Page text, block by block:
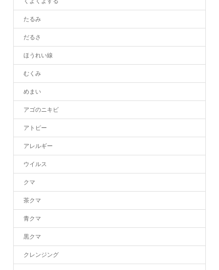
たるみ
だるさ
ほうれい線
むくみ
めまい
アゴのニキビ
アトピー
アレルギー
ウイルス
クマ
茶クマ
青クマ
黒クマ
クレンジング